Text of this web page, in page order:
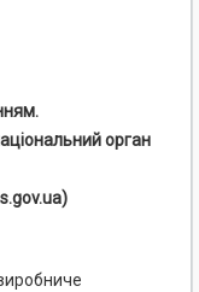
орган